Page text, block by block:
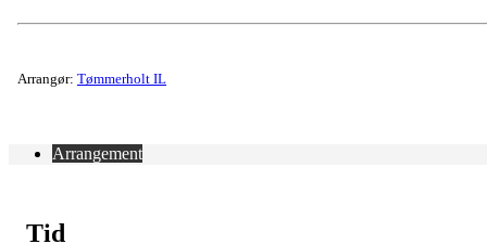
Arrangør: Tømmerholt IL
Arrangement
Tid